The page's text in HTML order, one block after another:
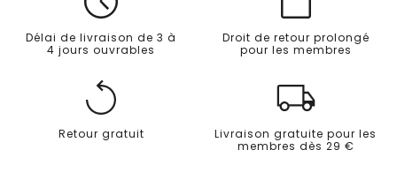
Délai de livraison de 3 à
4 jours ouvrables
Droit de retour prolongé
pour les membres
Retour gratuit
Livraison gratuite pour les
membres dès 29 €